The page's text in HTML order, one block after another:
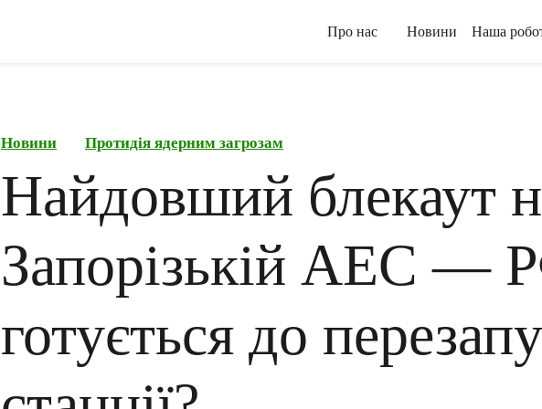
Про нас Новини
Наша
Новини Протидія ядерним загрозам
Найдовший блекаут
Запорізькій АЕС —
готується до